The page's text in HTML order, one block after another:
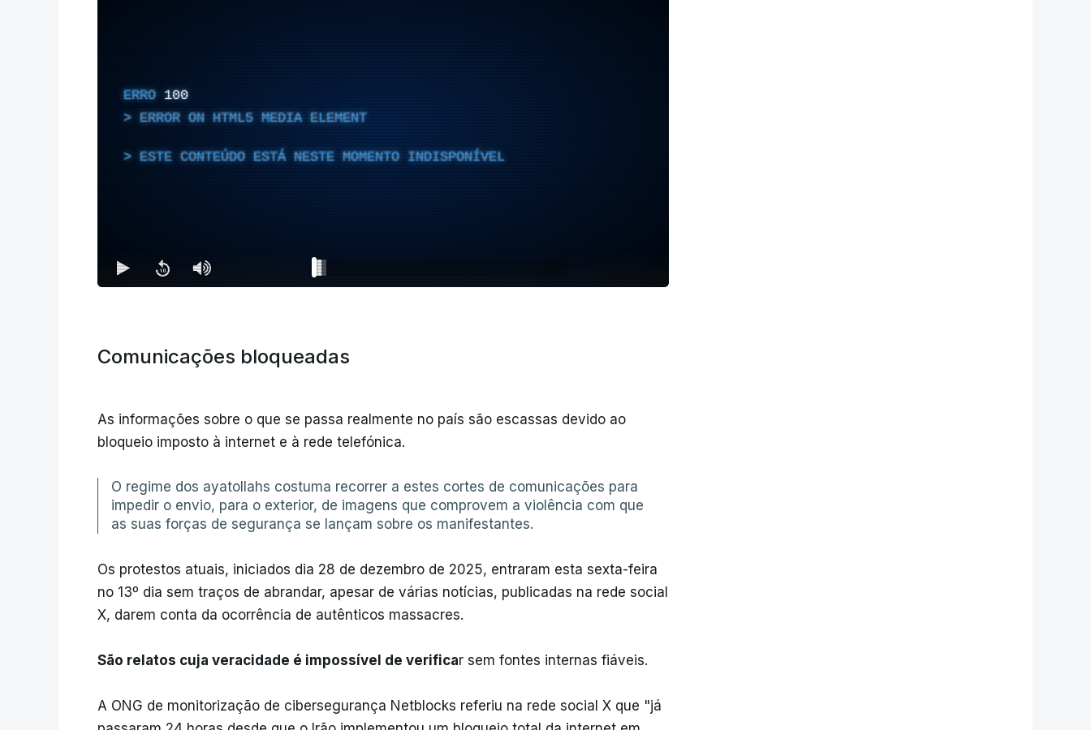
ERRO 100
ERROR ON HTML5 MEDIA ELEMENT
ESTE CONTEÚDO ESTÁ NESTE MOMENTO INDISPONÍVEL
Comunicações bloqueadas
As informações sobre o que se passa realmente no país são escassas devido ao
bloqueio imposto à internet e à rede telefónica.
O regime dos ayatollahs costuma recorrer a estes cortes de comunicações para
impedir o envio, para o exterior, de imagens que comprovem a violência com que
as suas forças de segurança se lançam sobre os manifestantes.
Os protestos atuais, iniciados dia 28 de dezembro de 2025, entraram esta sexta-feira
no 13º dia sem traços de abrandar, apesar de várias notícias, publicadas na rede social
X, darem conta da ocorrência de autênticos massacres.
São relatos cuja veracidade é impossível de verificar sem fontes internas fiáveis.
A ONG de monitorização de cibersegurança Netblocks referiu na rede social X que "já